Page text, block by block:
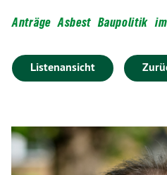
Anträge Asbest Baupolitik
Listenansicht